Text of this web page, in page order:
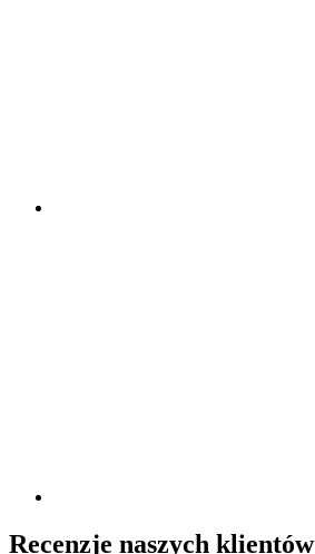
Recenzje naszych klientów